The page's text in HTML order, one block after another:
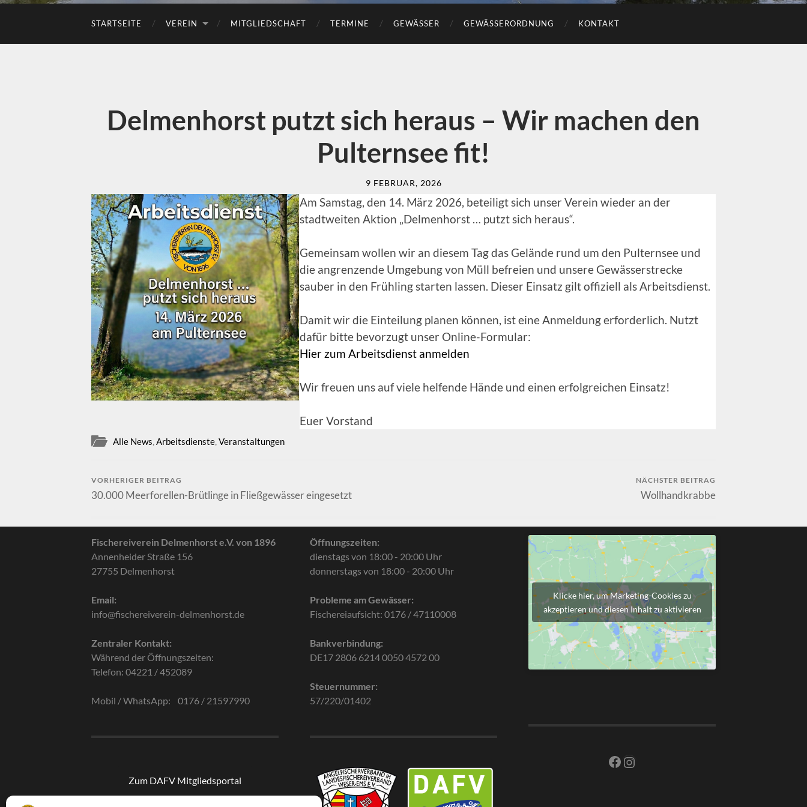
STARTSEITE VEREIN MITGLIEDSCHAFT TERMINE GEWÄSSER GEWÄSSERORDNUNG KONTAKT
Delmenhorst putzt sich heraus – Wir machen den
Pulternsee fit!
9 FEBRUAR, 2026
Am Samstag, den 14. März 2026, beteiligt sich unser Verein wieder an der
stadtweiten Aktion „Delmenhorst … putzt sich heraus“.
Gemeinsam wollen wir an diesem Tag das Gelände rund um den Pulternsee und
die angrenzende Umgebung von Müll befreien und unsere Gewässerstrecke
sauber in den Frühling starten lassen. Dieser Einsatz gilt offiziell als Arbeitsdienst.
Damit wir die Einteilung planen können, ist eine Anmeldung erforderlich. Nutzt
dafür bitte bevorzugt unser Online-Formular:
Hier zum Arbeitsdienst anmelden
Wir freuen uns auf viele helfende Hände und einen erfolgreichen Einsatz!
Euer Vorstand
Alle News,Arbeitsdienste,Veranstaltungen
VORHERIGER BEITRAG
30.000 Meerforellen-Brütlinge in Fließgewässer eingesetzt
NÄCHSTER BEITRAG
Wollhandkrabbe
Fischereiverein Delmenhorst e.V. von 1896
Annenheider Straße 156
27755 Delmenhorst
Email:
info@fischereiverein-delmenhorst.de
Zentraler Kontakt:
Während der Öffnungszeiten:
Telefon: 04221 / 452089
Mobil / WhatsApp: 0176 / 21597990
Zum DAFV Mitgliedsportal
Öffnungszeiten:
dienstags von 18:00 - 20:00 Uhr
donnerstags von 18:00 - 20:00 Uhr
Probleme am Gewässer:
Fischereiaufsicht: 0176 / 47110008
Bankverbindung:
DE17 2806 6214 0050 4572 00
Steuernummer:
57/220/01402
Klicke hier, um Marketing-Cookies zu
akzeptieren und diesen Inhalt zu aktivieren
Facebook
Instagram